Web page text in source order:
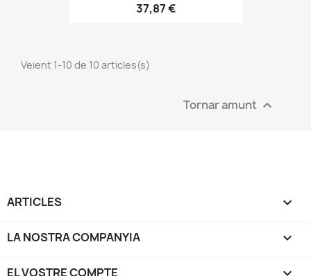
37,87 €
Veient 1-10 de 10 articles(s)
Tornar amunt 
ARTICLES 
LA NOSTRA COMPANYIA 
EL VOSTRE COMPTE